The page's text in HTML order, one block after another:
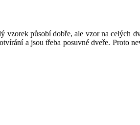
vzorek působí dobře, ale vzor na celých
a jsou třeba posuvné dveře. Proto